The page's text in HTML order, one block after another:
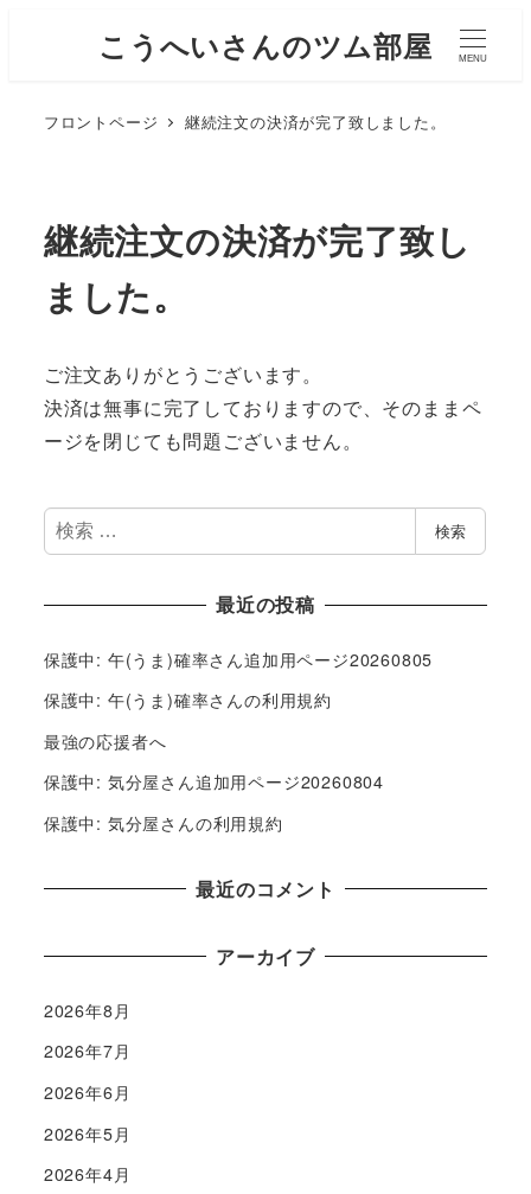
こうへいさんのツム部屋 MENU
フロントページ 継続注文の決済が完了致しました。
継続注文の決済が完了致し
ました。
ご注文ありがとうございます。
決済は無事に完了しておりますので、そのままペ
ージを閉じても問題ございません。
検
索
検索
最近の投稿
保護中: 午(うま)確率さん追加用ページ20260805
保護中: 午(うま)確率さんの利用規約
最強の応援者へ
保護中: 気分屋さん追加用ページ20260804
保護中: 気分屋さんの利用規約
最近のコメント
アーカイブ
2026年8月
2026年7月
2026年6月
2026年5月
2026年4月